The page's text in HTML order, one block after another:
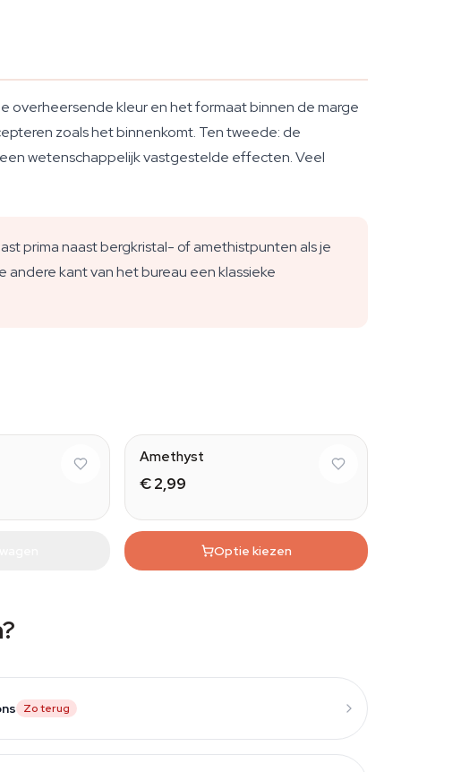
overheersende kleur en het formaat binnen de marge
zoals het binnenkomt. Ten tweede: de
wetenschappelijk vastgestelde effecten. Veel
prima naast bergkristal- of amethistpunten als je
kant van het bureau een klassieke
Amethyst
€ 2,99
Optie kiezen
Zo terug